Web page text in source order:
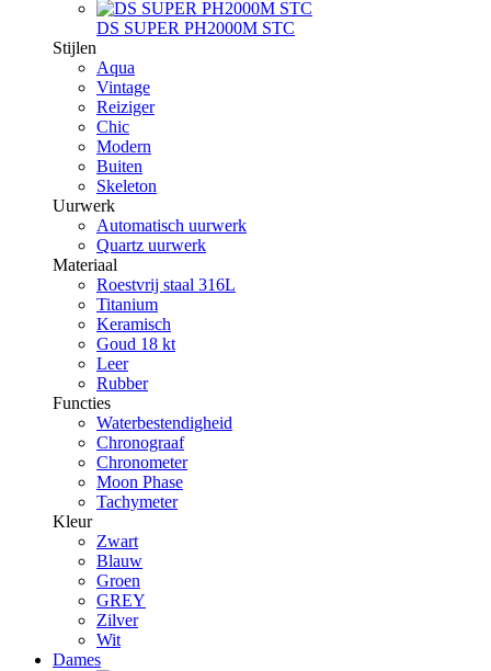
DS SUPER PH2000M STC
Stijlen
Aqua
Vintage
Reiziger
Chic
Modern
Buiten
Skeleton
Uurwerk
Automatisch uurwerk
Quartz uurwerk
Materiaal
Roestvrij staal 316L
Titanium
Keramisch
Goud 18 kt
Leer
Rubber
Functies
Waterbestendigheid
Chronograaf
Chronometer
Moon Phase
Tachymeter
Kleur
Zwart
Blauw
Groen
GREY
Zilver
Wit
Dames